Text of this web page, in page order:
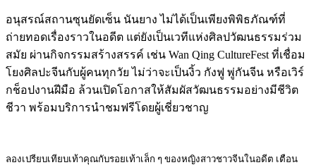
อนุสรณ์สถานซุนยัดเซ็น นันยาง ไม่ได้เป็นเพียงพิพิธภัณฑ์ที่
ถ่ายทอดเรื่องราวในอดีต แต่ยังเป็นเวทีแห่งศิลปวัฒนธรรมร่วม
สมัย ผ่านกิจกรรมสร้างสรรค์ เช่น Wan Qing CultureFest ที่เชื่อม
โยงศิลปะจีนกับผู้คนทุกวัย ไม่ว่าจะเป็นงิ้ว กังฟู พู่กันจีน หรือเวิร์
กช็อปงานฝีมือ ล้วนเปิดโอกาสให้สัมผัสวัฒนธรรมอย่างมีชีวิต
ชีวา พร้อมบริการนำชมฟรีโดยผู้เชี่ยวชาญ
ลองเปรียบเทียบเท้าคุณกับรอยเท้าเล็ก ๆ ของหญิงสาวชาวจีนในอดีต เตือน